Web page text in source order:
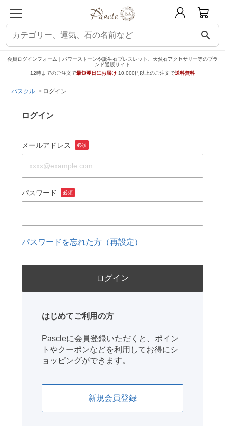
search
会員ログインフォーム｜パワーストーンや誕生石ブレスレット、天然石アクセサリー等のブラ
ンド通販サイト
12時までのご注文で最短翌日にお届け 10,000円以上のご注文で送料無料
パスクル ログイン
ログイン
メールアドレス 必須
パスワード 必須
パスワードを忘れた方（再設定）
はじめてご利用の方
Pascleに会員登録いただくと、ポイン
トやクーポンなどを利用してお得にシ
ョッピングができます。
新規会員登録